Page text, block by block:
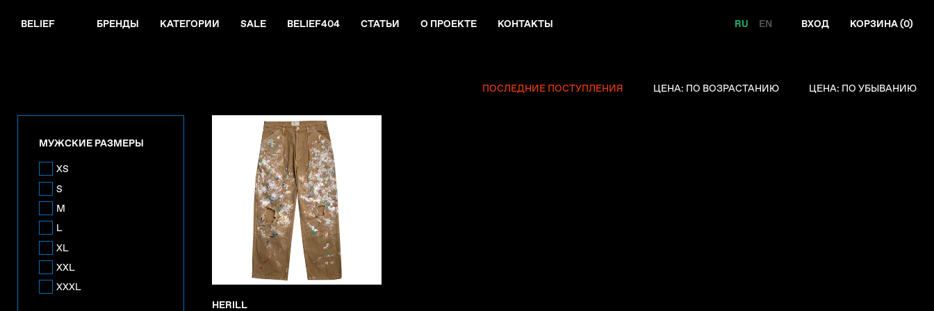
BELIEF БРЕНДЫ КАТЕГОРИИ SALE BELIEF404 СТАТЬИ О ПРОЕКТЕ КОНТАКТЫ RU EN ВХОД КОРЗИНА (0)
ПОСЛЕДНИЕ ПОСТУПЛЕНИЯ ЦЕНА: ПО ВОЗРАСТАНИЮ ЦЕНА: ПО УБЫВАНИЮ
МУЖСКИЕ РАЗМЕРЫ
XS
S
M
L
XL
XXL
XXXL
HERILL